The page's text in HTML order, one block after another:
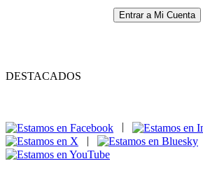
Entrar a Mi Cuenta
DESTACADOS
|
|